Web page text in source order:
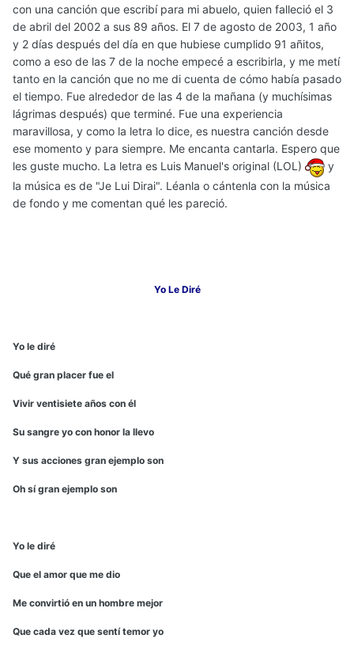
con una canción que escribí para mi abuelo, quien falleció el 3
de abril del 2002 a sus 89 años. El 7 de agosto de 2003, 1 año
y 2 días después del día en que hubiese cumplido 91 añitos,
como a eso de las 7 de la noche empecé a escribirla, y me metí
tanto en la canción que no me di cuenta de cómo había pasado
el tiempo. Fue alrededor de las 4 de la mañana (y muchísimas
lágrimas después) que terminé. Fue una experiencia
maravillosa, y como la letra lo dice, es nuestra canción desde
ese momento y para siempre. Me encanta cantarla. Espero que
les guste mucho. La letra es Luis Manuel's original (LOL)
y
la música es de "Je Lui Dirai". Léanla o cántenla con la música
de fondo y me comentan qué les pareció.
Yo Le Diré
Yo le diré
Qué gran placer fue el
Vivir ventisiete años con él
Su sangre yo con honor la llevo
Y sus acciones gran ejemplo son
Oh sí gran ejemplo son
Yo le diré
Que el amor que me dio
Me convirtió en un hombre mejor
Que cada vez que sentí temor yo